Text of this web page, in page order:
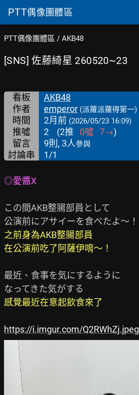
PTT偶像團體區
PTT偶像團體區 / AKB48
[SNS] 佐藤綺星 260520~23
看板
AKB48
作者
emperor (派蘿派蘿得第一)
時間 2月前 (2026/05/23 16:09)
推噓 2 (2推 0噓 7→)
留言
9則, 3人參與
討論串 1/1
◎愛醬X
この間AKB整腸部員として
之前身為AKB整腸部員
在公演前吃了阿薩伊唷～！
最近、食事を気にするように
感覺最近在意起飲食來了
https://i.imgur.com/Q2RWhZj.jpeg